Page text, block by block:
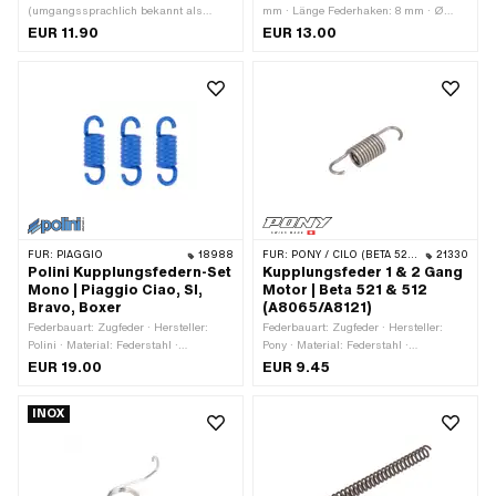
(umgangssprachlich bekannt als
Nirosta) · Federbauart: Zugfeder ·
EUR 11.90
mm · Länge Federhaken: 8 mm · Ø
aussen: 8.5 mm · Ø Draht: 1.25 mm ·
Farbe: grau · Pony OEM-Nr.: A1337 ·
EUR 13.00
FÜR: PIAGGIO 18988
Polini Kupplungsfedern-Set
Mono | Piaggio Ciao, SI,
Bravo, Boxer
Federbauart: Zugfeder · Hersteller:
Polini · Material: Federstahl ·
Oberfläche: lackiert · Farbe: blau ·
EUR 19.00
FÜR: PONY / CILO (BETA 521 & 512) 21330
Kupplungsfeder 1 & 2 Gang
Motor | Beta 521 & 512
(A8065/A8121)
Federbauart: Zugfeder · Hersteller:
Pony · Material: Federstahl ·
Anwendungsbereich: Original ·
EUR 9.45
INOX